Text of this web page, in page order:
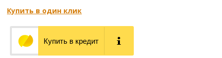
Купить в один клик
Купить в кредит